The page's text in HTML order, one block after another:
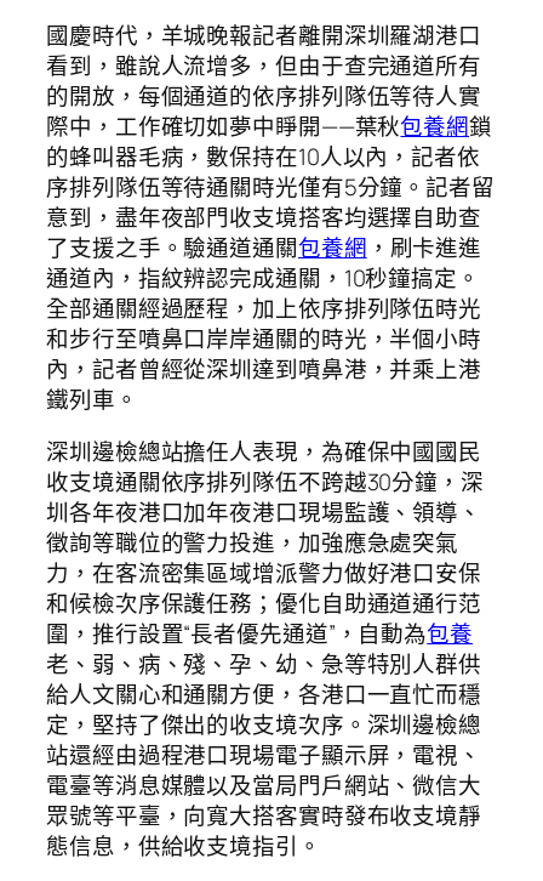
國慶時代，羊城晚報記者離開深圳羅湖港口
看到，雖說人流增多，但由于查完通道所有
的開放，每個通道的依序排列隊伍等待人實
際中，工作確切如夢中睜開——葉秋包養網鎖
的蜂叫器毛病，數保持在10人以內，記者依
序排列隊伍等待通關時光僅有5分鐘。記者留
意到，盡年夜部門收支境搭客均選擇自助查
了支援之手。驗通道通關包養網 ，刷卡進進
通道內，指紋辨認完成通關，10秒鐘搞定。
全部通關經過歷程，加上依序排列隊伍時光
和步行至噴鼻口岸岸通關的時光，半個小時
內，記者曾經從深圳達到噴鼻港，并乘上港
鐵列車。
深圳邊檢總站擔任人表現，為確保中國國民
收支境通關依序排列隊伍不跨越30分鐘，深
圳各年夜港口加年夜港口現場監護、領導、
徵詢等職位的警力投進，加強應急處突氣
力，在客流密集區域增派警力做好港口安保
和候檢次序保護任務；優化自助通道通行范
圍，推行設置“長者優先通道”，自動為包養
老、弱、病、殘、孕、幼、急等特別人群供
給人文關心和通關方便，各港口一直忙而穩
定，堅持了傑出的收支境次序。深圳邊檢總
站還經由過程港口現場電子顯示屏，電視、
電臺等消息媒體以及當局門戶網站、微信大
眾號等平臺，向寬大搭客實時發布收支境靜
態信息，供給收支境指引。